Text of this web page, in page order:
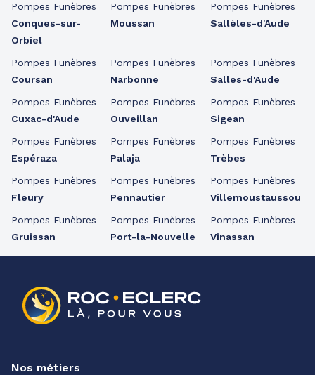
Pompes Funèbres
Conques-sur-
Orbiel
Pompes Funèbres
Coursan
Pompes Funèbres
Cuxac-d'Aude
Pompes Funèbres
Espéraza
Pompes Funèbres
Fleury
Pompes Funèbres
Gruissan
Pompes Funèbres
Moussan
Pompes Funèbres
Narbonne
Pompes Funèbres
Ouveillan
Pompes Funèbres
Palaja
Pompes Funèbres
Pennautier
Pompes Funèbres
Port-la-Nouvelle
Pompes Funèbres
Sallèles-d'Aude
Pompes Funèbres
Salles-d'Aude
Pompes Funèbres
Sigean
Pompes Funèbres
Trèbes
Pompes Funèbres
Villemoustaussou
Pompes Funèbres
Vinassan
Nos métiers